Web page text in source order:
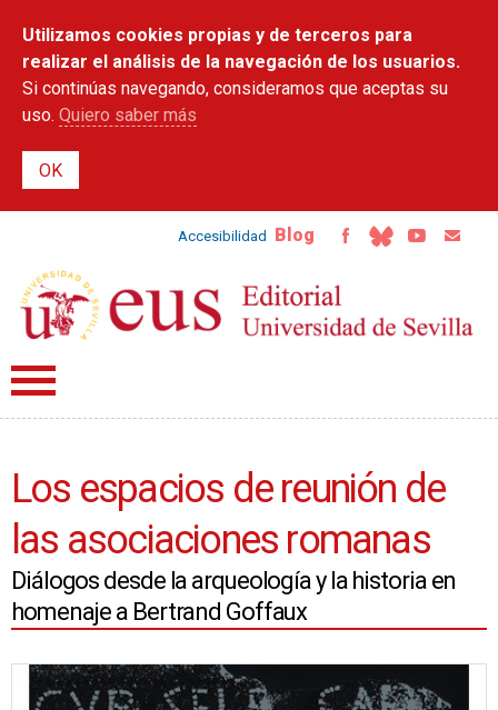
contenido
principal
Utilizamos cookies propias y de terceros para
realizar el análisis de la navegación de los usuarios.
Si continúas navegando, consideramos que aceptas su
uso. Quiero saber más
Accesibilidad Blog
Los espacios de reunión de
las asociaciones romanas
Diálogos desde la arqueología y la historia en
homenaje a Bertrand Goffaux